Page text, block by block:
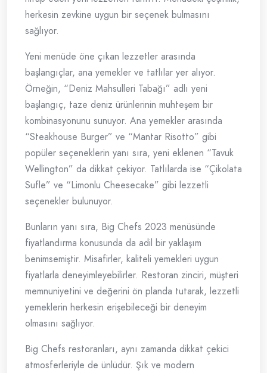
herkesin zevkine uygun bir seçenek bulmasını
sağlıyor.
Yeni menüde öne çıkan lezzetler arasında
başlangıçlar, ana yemekler ve tatlılar yer alıyor.
Örneğin, “Deniz Mahsulleri Tabağı” adlı yeni
başlangıç, taze deniz ürünlerinin muhteşem bir
kombinasyonunu sunuyor. Ana yemekler arasında
“Steakhouse Burger” ve “Mantar Risotto” gibi
popüler seçeneklerin yanı sıra, yeni eklenen “Tavuk
Wellington” da dikkat çekiyor. Tatlılarda ise “Çikolata
Sufle” ve “Limonlu Cheesecake” gibi lezzetli
seçenekler bulunuyor.
Bunların yanı sıra, Big Chefs 2023 menüsünde
fiyatlandırma konusunda da adil bir yaklaşım
benimsemiştir. Misafirler, kaliteli yemekleri uygun
fiyatlarla deneyimleyebilirler. Restoran zinciri, müşteri
memnuniyetini ve değerini ön planda tutarak, lezzetli
yemeklerin herkesin erişebileceği bir deneyim
olmasını sağlıyor.
Big Chefs restoranları, aynı zamanda dikkat çekici
atmosferleriyle de ünlüdür. Şık ve modern